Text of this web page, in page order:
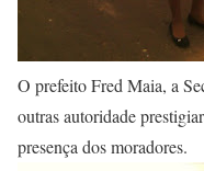
O prefeito Fred Maia, a
outras autoridade
presença dos moradores.